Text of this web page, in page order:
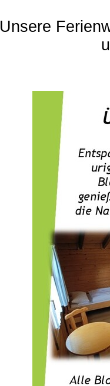
Unsere